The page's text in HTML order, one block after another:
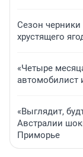
Сезон
хрустящего
«Четыре
автомобилист
«Выглядит,
Австралии
Приморье